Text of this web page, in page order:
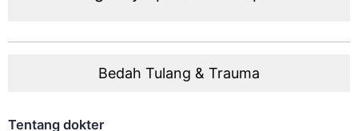
Bedah Tulang & Trauma
Tentang dokter